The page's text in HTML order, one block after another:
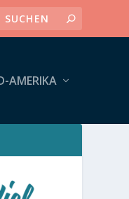
AMERIKA